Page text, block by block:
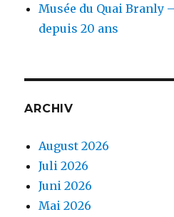
Musée du Quai Branly
depuis 20 ans
ARCHIV
August 2026
Juli 2026
Juni 2026
Mai 2026